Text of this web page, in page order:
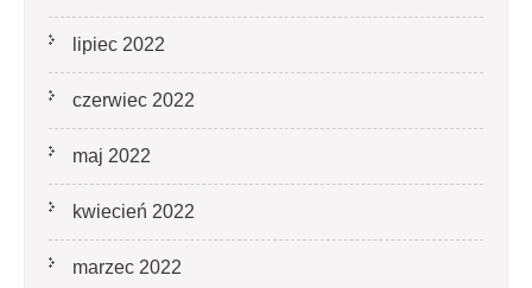
lipiec 2022
czerwiec 2022
maj 2022
kwiecień 2022
marzec 2022